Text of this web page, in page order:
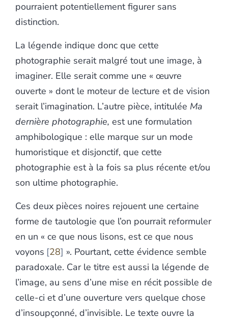
pourraient potentiellement figurer sans
distinction.
La légende indique donc que cette
photographie serait malgré tout une image, à
imaginer. Elle serait comme une « œuvre
ouverte » dont le moteur de lecture et de vision
serait l’imagination. L’autre pièce, intitulée Ma
dernière photographie, est une formulation
amphibologique : elle marque sur un mode
humoristique et disjonctif, que cette
photographie est à la fois sa plus récente et/ou
son ultime photographie.
Ces deux pièces noires rejouent une certaine
forme de tautologie que l’on pourrait reformuler
en un « ce que nous lisons, est ce que nous
voyons 28 ». Pourtant, cette évidence semble
paradoxale. Car le titre est aussi la légende de
l’image, au sens d’une mise en récit possible de
celle-ci et d’une ouverture vers quelque chose
d’insoupçonné, d’invisible. Le texte ouvre la